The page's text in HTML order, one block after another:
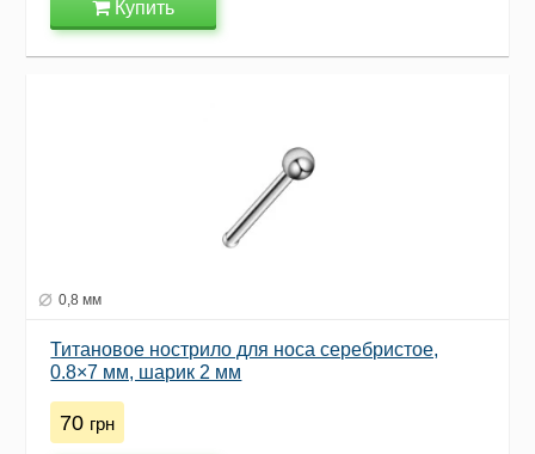
Купить
0,8 мм
Титановое нострило для носа серебристое,
0.8×7 мм, шарик 2 мм
70 грн